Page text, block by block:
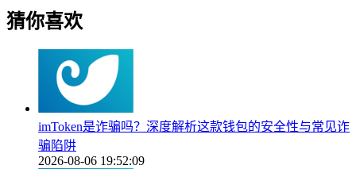
猜你喜欢
imToken是诈骗吗？深度解析这款钱包的安全性与常见诈
骗陷阱
2026-08-06 19:52:09